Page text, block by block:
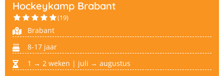
Pretpark Kampen
Italië Golfsurfkampen
Vind jouw perfecte kamp
Beantwoord een paar korte vragen en wij doen de rest.
Hockeykamp Brabant
(19)
Brabant
8-17 jaar
1 → 2 weken | juli → augustus